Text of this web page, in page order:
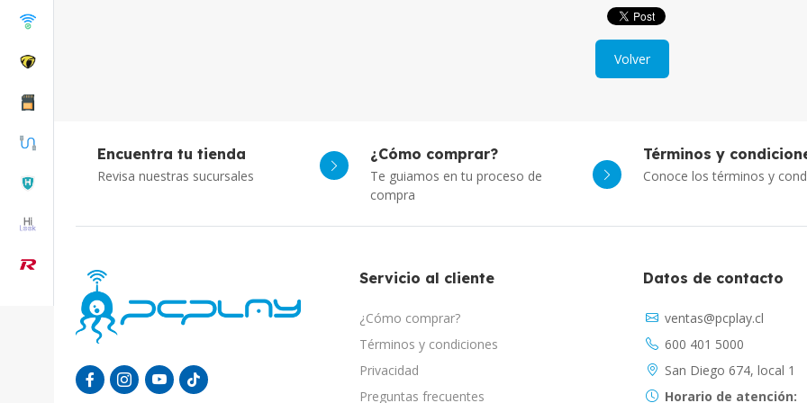
Volver
Encuentra tu tienda
Revisa nuestras sucursales
¿Cómo comprar?
Te guiamos en tu proceso de
compra
Términos y
Conoce los términos y
Servicio al cliente
¿Cómo comprar?
Términos y condiciones
Privacidad
Preguntas frecuentes
Datos de contacto
ventas@pcplay.cl
600 401 5000
San Diego 674, local 1
Horario de atención: